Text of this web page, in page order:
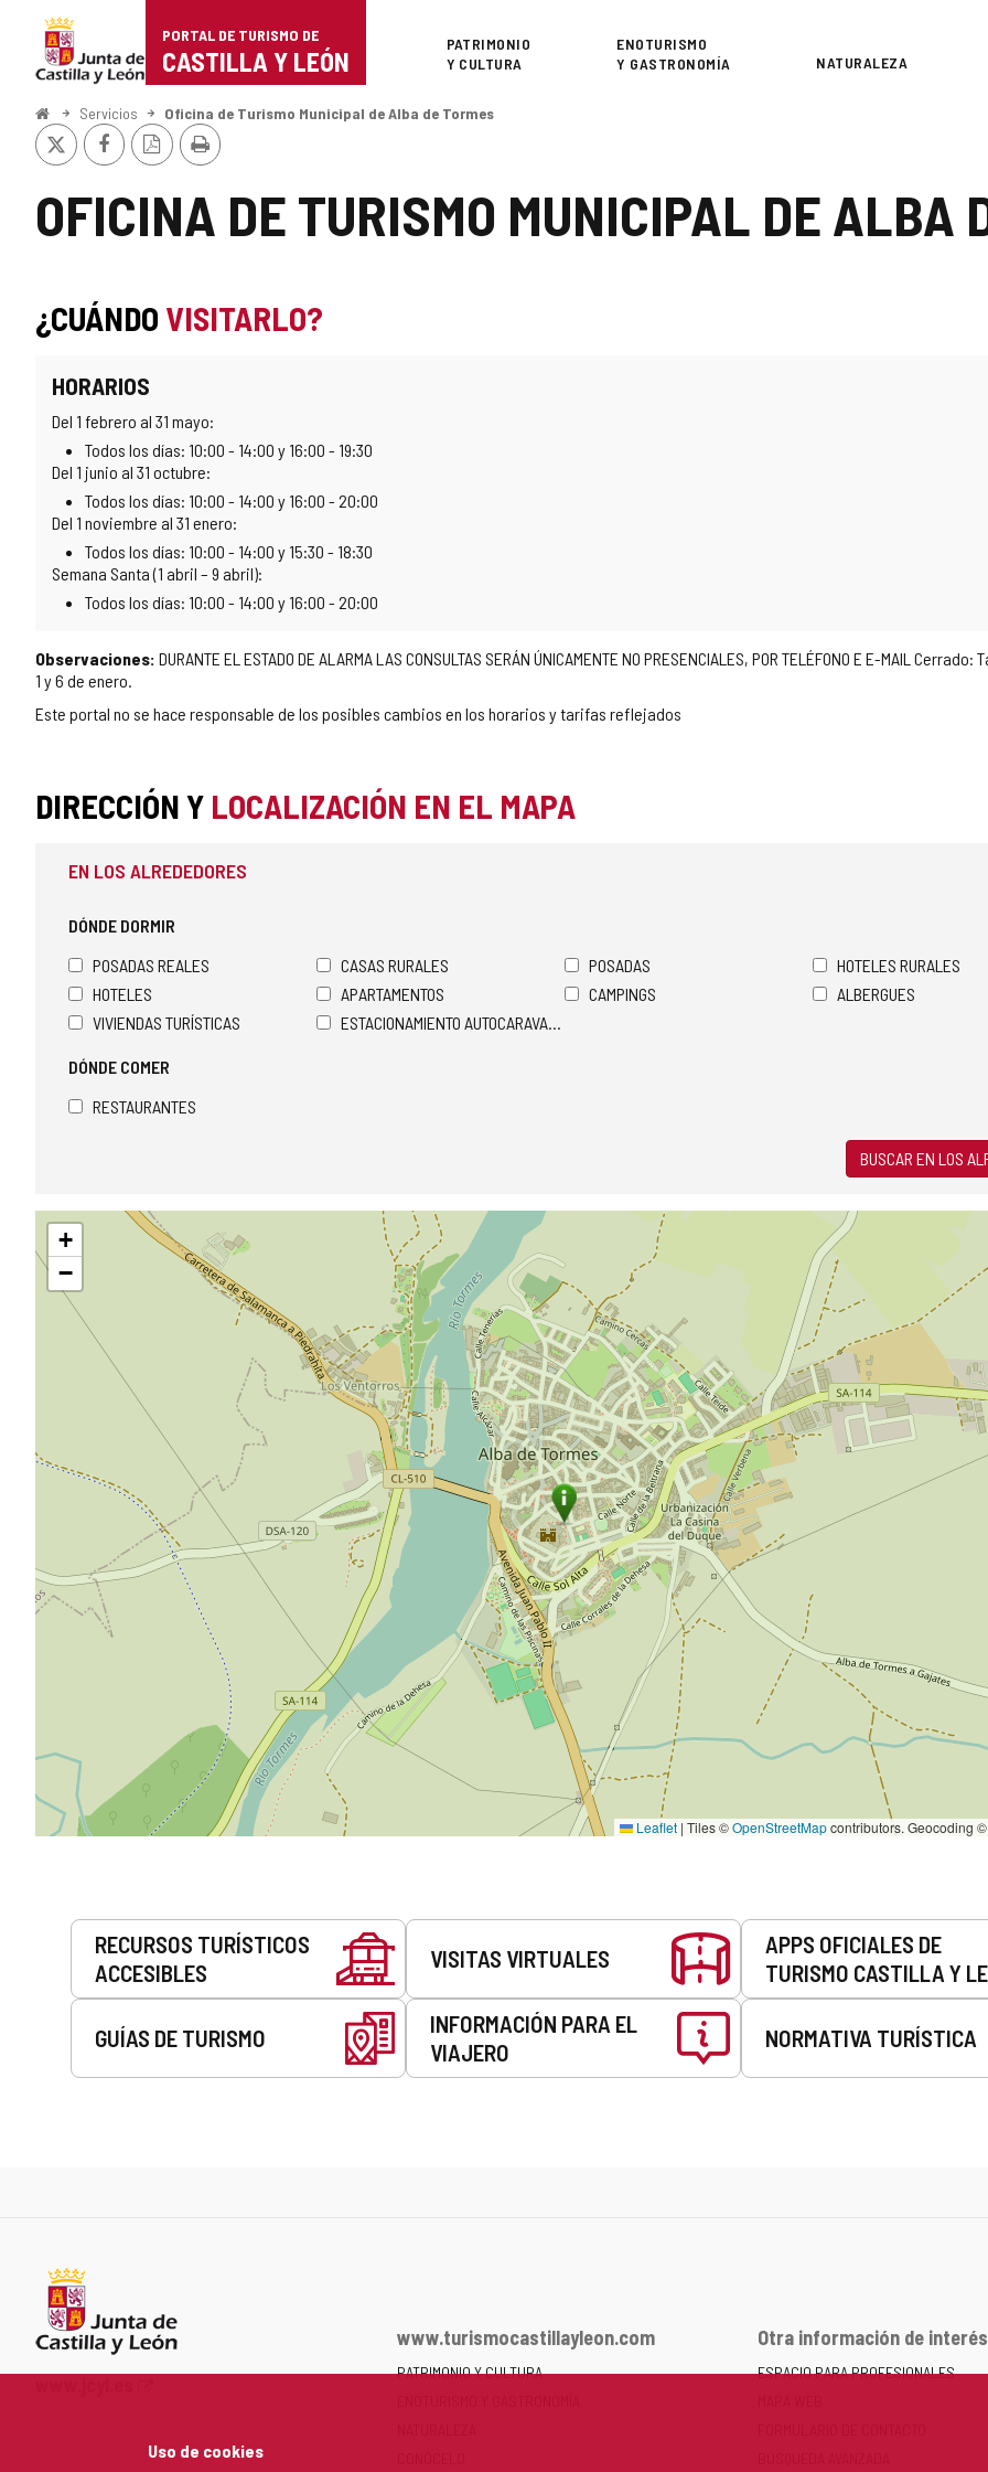
Uso de cookies
Portal
de
Turismo
de
Castilla
PORTAL DE TURISMO DE
CASTILLA Y LEÓN
Superior
PATRIMONIO
Y CULTURA
ENOTURISMO
Y GASTRONOMÍA
NATURALEZA
InicioServicios Oficina de Turismo Municipal de Alba de Tormes
OFICINA DE TURISMO MUNICIPAL DE ALBA
X FacebookVersión
PDF
Imprimir
¿CUÁNDO VISITARLO?
HORARIOS
Del 1 febrero al 31 mayo:
Todos los días: 10:00 - 14:00 y 16:00 - 19:30
Del 1 junio al 31 octubre:
Todos los días: 10:00 - 14:00 y 16:00 - 20:00
Del 1 noviembre al 31 enero:
Todos los días: 10:00 - 14:00 y 15:30 - 18:30
Semana Santa (1 abril – 9 abril):
Todos los días: 10:00 - 14:00 y 16:00 - 20:00
Observaciones: DURANTE EL ESTADO DE ALARMA LAS CONSULTAS SERÁN ÚNICAMENTE NO PRESENCIALES, POR TELÉFONO E E-MAIL
1 y 6 de enero.
Este portal no se hace responsable de los posibles cambios en los horarios y tarifas reflejados
DIRECCIÓN Y LOCALIZACIÓN EN EL MAPA
EN LOS ALREDEDORES
DÓNDE DORMIR
POSADAS REALES
CASAS RURALES POSADAS
HOTELES RURALES
HOTELES
APARTAMENTOS CAMPINGS
ALBERGUES
VIVIENDAS TURÍSTICAS
ESTACIONAMIENTO AUTOCARAVANAS
DÓNDE COMER
RESTAURANTES
BUSCAR EN LOS
Saltar
mapa
+
−
Leaflet | Tiles ©OpenStreetMapcontributors. Geocoding ©
Servicios
RECURSOS TURÍSTICOS
ACCESIBLES
VISITAS VIRTUALES
APPS OFICIALES DE
TURISMO CASTILLA Y
GUÍAS DE TURISMO
INFORMACIÓN PARA EL
VIAJERO
NORMATIVA TURÍSTICA
www.turismocastillayleon.com
PATRIMONIO Y CULTURA
Otra información de interés
ESPACIO PARA PROFESIONALES